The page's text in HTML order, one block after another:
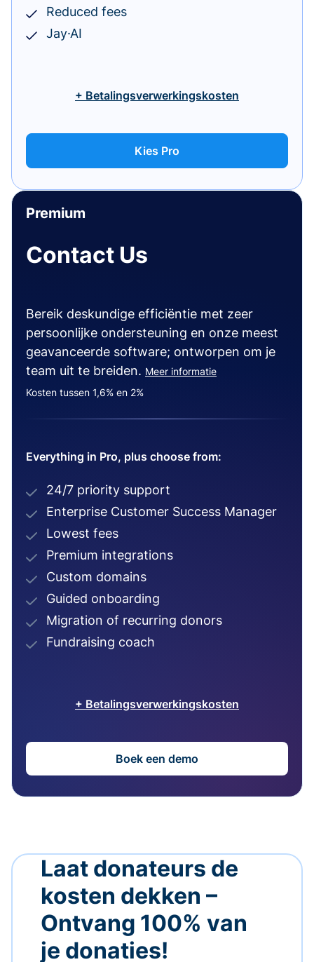
Reduced fees
Jay·AI
+ Betalingsverwerkingskosten
Kies Pro
Premium
Contact Us
Bereik deskundige efficiëntie met zeer
persoonlijke ondersteuning en onze meest
geavanceerde software; ontworpen om je
team uit te breiden. Meer informatie
Kosten tussen 1,6% en 2%
Everything in Pro, plus choose from:
24/7 priority support
Enterprise Customer Success Manager
Lowest fees
Premium integrations
Custom domains
Guided onboarding
Migration of recurring donors
Fundraising coach
+ Betalingsverwerkingskosten
Boek een demo
Laat donateurs de
kosten dekken –
Ontvang 100% van
je donaties!